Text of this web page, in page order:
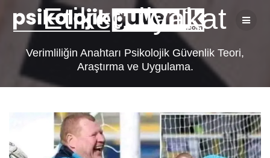
Skip
to
content
Etiket:liyakat
Verimliliğin Anahtarı Psikolojik Güvenlik Teori,
Araştırma ve Uygulama.